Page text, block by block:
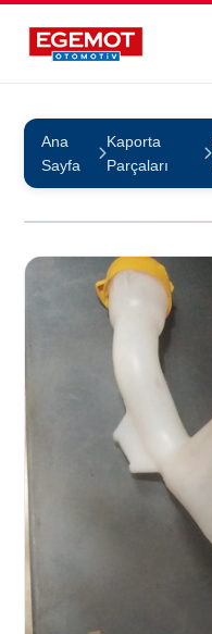
Ana
Sayfa
Kaporta
Parçaları